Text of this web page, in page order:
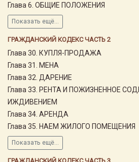
Глава 6. ОБЩИЕ ПОЛОЖЕНИЯ
Показать ещё...
ГРАЖДАНСКИЙ КОДЕКС ЧАСТЬ 2
Глава 30. КУПЛЯ-ПРОДАЖА
Глава 31. МЕНА
Глава 32. ДАРЕНИЕ
Глава 33. РЕНТА И ПОЖИЗНЕННОЕ
ИЖДИВЕНИЕМ
Глава 34. АРЕНДА
Глава 35. НАЕМ ЖИЛОГО ПОМЕЩЕНИЯ
Показать ещё...